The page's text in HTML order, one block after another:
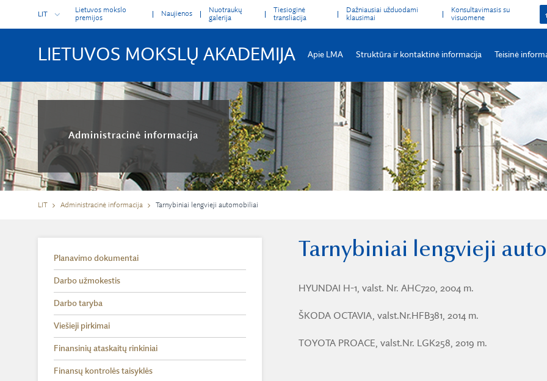
LIETUVOS MOKSLŲ AKADEMIJA
LIT
Lietuvos mokslo
premijos
Naujienos
Nuotraukų
galerija
Tiesioginė
transliacija
Dažniausiai užduodami
klausimai
Konsultavimasis su
visuomene
Apie LMA Struktūra ir kontaktinė informacija Teisinė
Administracinė informacija
LIT Administracinė informacija Tarnybiniai lengvieji automobiliai
Planavimo dokumentai
Darbo užmokestis
Darbo taryba
Viešieji pirkimai
Finansinių ataskaitų rinkiniai
Finansų kontrolės taisyklės
Tarnybiniai lengvieji
HYUNDAI H-1, valst. Nr. AHC720, 2004 m.
ŠKODA OCTAVIA, valst.Nr.HFB381, 2014 m.
TOYOTA PROACE, valst.Nr. LGK258, 2019 m.